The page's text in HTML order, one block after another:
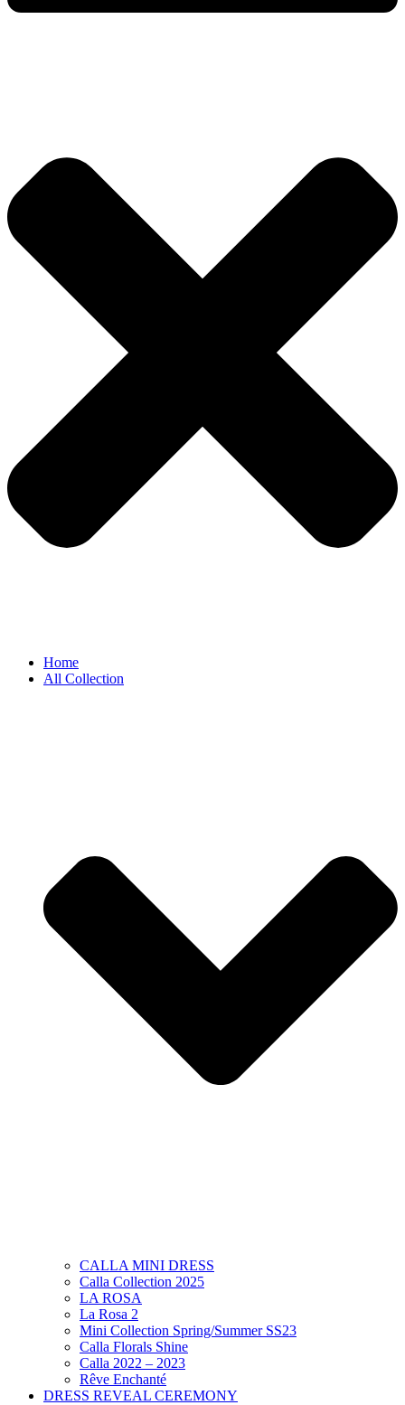
Home
All Collection
CALLA MINI DRESS
Calla Collection 2025
LA ROSA
La Rosa 2
Mini Collection Spring/Summer SS23
Calla Florals Shine
Calla 2022 – 2023
Rêve Enchanté
DRESS REVEAL CEREMONY